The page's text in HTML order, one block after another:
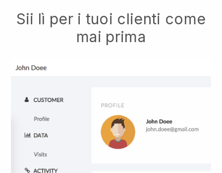
Sii lì per i tuoi clienti come
mai prima